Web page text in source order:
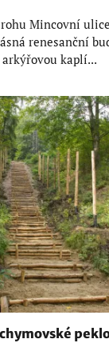
rohu Mincovní
renesanční
kaplí...